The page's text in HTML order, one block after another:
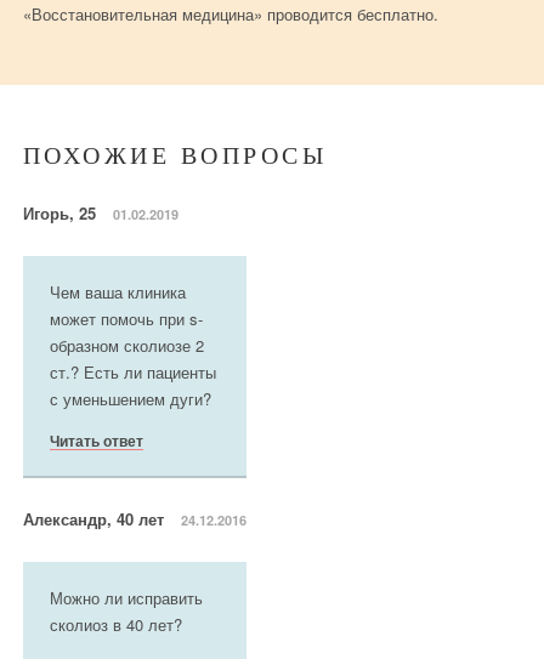
«Восстановительная медицина» проводится бесплатно.
ПОХОЖИЕ ВОПРОСЫ
Игорь, 25 01.02.2019
Чем ваша клиника
может помочь при s-
образном сколиозе 2
ст.? Есть ли пациенты
с уменьшением дуги?
Читать ответ
Александр, 40 лет 24.12.2016
Можно ли исправить
сколиоз в 40 лет?